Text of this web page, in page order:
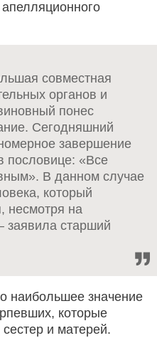
совместная
органов и
понес
Сегодняшний
завершение
пословице: «Все
В данном случае
который
несмотря на
старший
наибольшее значение
которые
и матерей.